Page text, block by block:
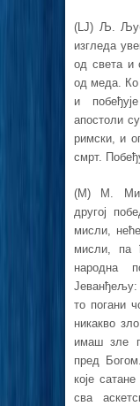
(LJ) Љ.
изгледа
од света и
од меда. Ко
и
апостоли
римски, и
смрт.
(M) М.
другој
мисли,
мисли, па
народна
то погани
никакво
имаш зле
пред
које
сва